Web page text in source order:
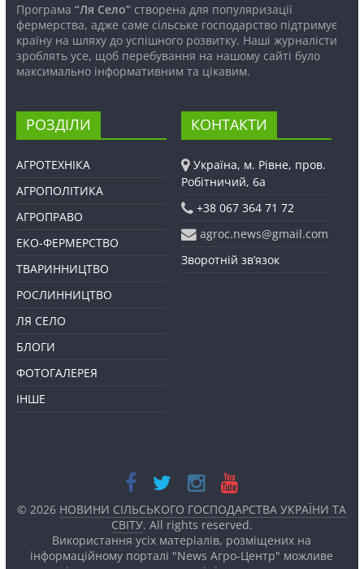
Програма “Ля Село”створена для популяризації
фермерства, адже саме сільське господарство підтримує
країну на шляху до успішного розвитку. Наші журналісти
зроблять усе, щоб перебування на нашому сайті було
максимально інформативним та цікавим.
РОЗДІЛИ
АГРОТЕХНІКА
АГРОПОЛІТИКА
АГРОПРАВО
ЕКО-ФЕРМЕРСТВО
ТВАРИННИЦТВО
РОСЛИННИЦТВО
ЛЯ СЕЛО
БЛОГИ
ФОТОГАЛЕРЕЯ
ІНШЕ
КОНТАКТИ
Україна, м. Рівне, пров.
Робітничий, 6а
+38 067 364 71 72
agroc.news@gmail.com
Зворотній зв’язок
© 2026 НОВИНИ СІЛЬСЬКОГО ГОСПОДАРСТВА УКРАЇНИ ТА
СВІТУ. All rights reserved.
Використання усіх матеріалів, розміщених на
інформаційному порталі "News Агро-Центр" можливе